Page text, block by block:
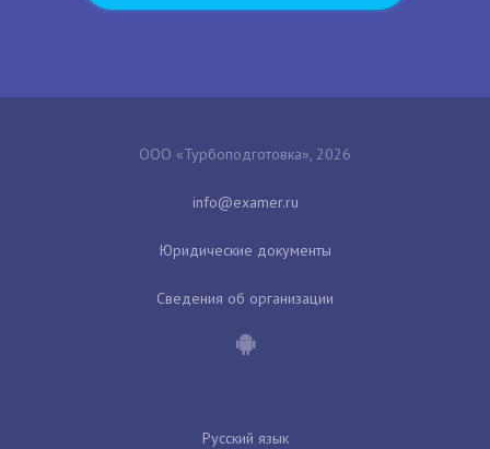
ООО «Турбоподготовка», 2026
Юридические документы
Сведения об организации
Русский язык